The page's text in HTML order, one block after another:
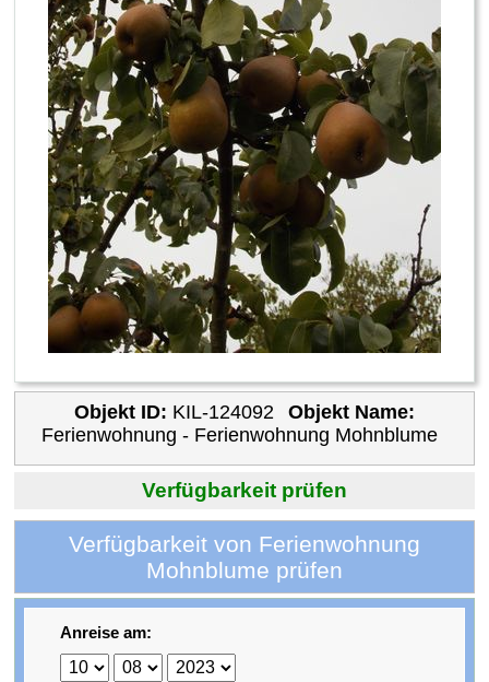
Objekt ID: KIL-124092
Objekt Name:
Ferienwohnung - Ferienwohnung Mohnblume
Verfügbarkeit prüfen
Verfügbarkeit von Ferienwohnung
Mohnblume prüfen
Anreise am: